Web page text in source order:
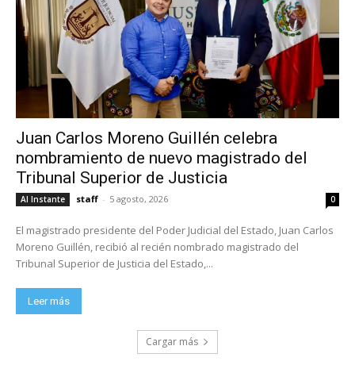
Juan Carlos Moreno Guillén celebra
nombramiento de nuevo magistrado del
Tribunal Superior de Justicia
Al Instante staff - 5 agosto, 2026 0
El magistrado presidente del Poder Judicial del Estado, Juan Carlos
Moreno Guillén, recibió al recién nombrado magistrado del
Tribunal Superior de Justicia del Estado,...
Leer más
Cargar más